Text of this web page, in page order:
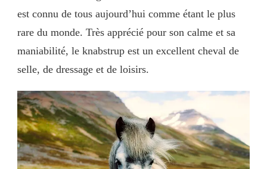
est connu de tous aujourd’hui comme étant le plus
rare du monde. Très apprécié pour son calme et sa
maniabilité, le knabstrup est un excellent cheval de
selle, de dressage et de loisirs.